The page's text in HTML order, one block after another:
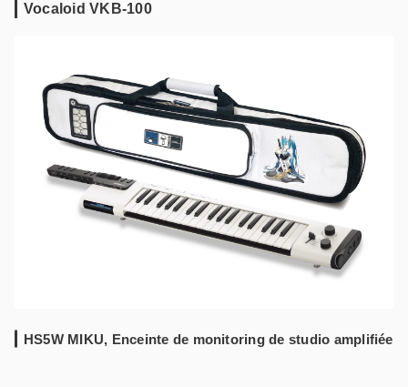
Vocaloid VKB-100
HS5W MIKU, Enceinte de monitoring de studio amplifiée